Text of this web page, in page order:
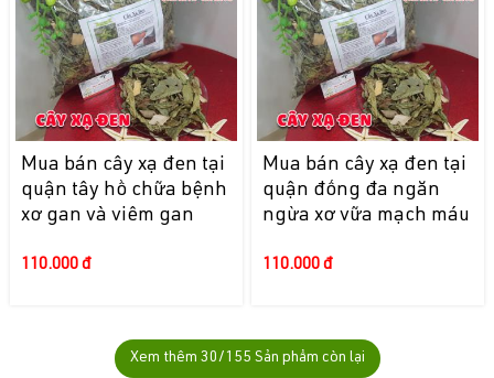
Mua bán cây xạ đen tại
quận tây hồ chữa bệnh
xơ gan và viêm gan
110.000 đ
Mua bán cây xạ đen tại
quận đống đa ngăn
ngừa xơ vữa mạch máu
110.000 đ
Xem thêm 30/155 Sản phẩm còn lại